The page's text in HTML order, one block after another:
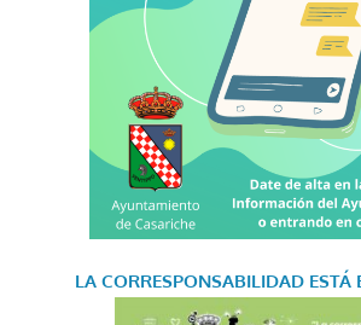
LA CORRESPONSABILIDAD ESTÁ